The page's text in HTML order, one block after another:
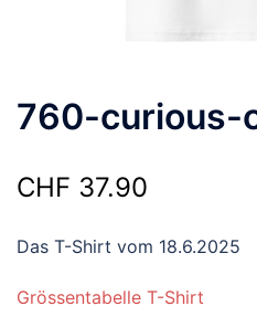
760-curious-
CHF 37.90
Das T-Shirt vom 18.6.2025
Grössentabelle T-Shirt